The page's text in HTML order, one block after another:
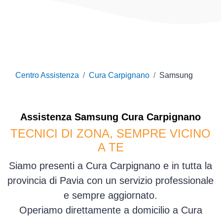
Centro Assistenza Cura Carpignano Samsung
Assistenza Samsung Cura Carpignano
TECNICI DI ZONA, SEMPRE VICINO
A TE
Siamo presenti a Cura Carpignano e in tutta la
provincia di Pavia con un servizio professionale
e sempre aggiornato.
Operiamo direttamente a domicilio a Cura